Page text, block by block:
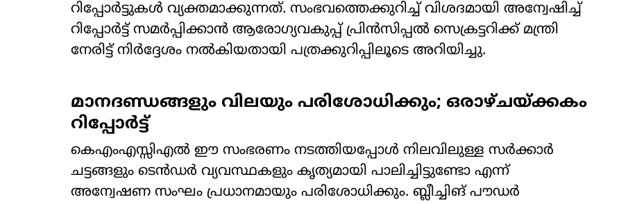
റിപ്പോർട്ടുകൾ വ്യക്തമാക്കുന്നത്. സംഭവത്തെക്കുറിച്ച് വിശദമായി അന്വേഷിച്ച്
റിപ്പോർട്ട് സമർപ്പിക്കാൻ ആരോഗ്യവകുപ്പ് പ്രിൻസിപ്പൽ സെക്രട്ടറിക്ക് മന്ത്രി
നേരിട്ട് നിർദ്ദേശം നൽകിയതായി പത്രക്കുറിപ്പിലൂടെ അറിയിച്ചു.
മാനദണ്ഡങ്ങളും വിലയും പരിശോധിക്കും; ഒരാഴ്ചയ്ക്കകം
റിപ്പോർട്ട്
കെഎംഎസ്സിഎൽ ഈ സംഭരണം നടത്തിയപ്പോൾ നിലവിലുള്ള സർക്കാർ
ചട്ടങ്ങളും ടെൻഡർ വ്യവസ്ഥകളും കൃത്യമായി പാലിച്ചിട്ടുണ്ടോ എന്ന്
അന്വേഷണ സംഘം പ്രധാനമായും പരിശോധിക്കും. ബ്ലീച്ചിങ് പൗഡർ